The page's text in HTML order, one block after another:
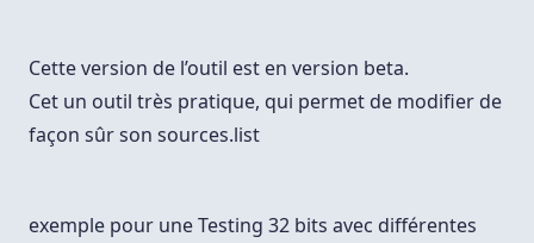
Cette version de l’outil est en version beta.
Cet un outil très pratique, qui permet de modifier de
façon sûr son sources.list
exemple pour une Testing 32 bits avec différentes